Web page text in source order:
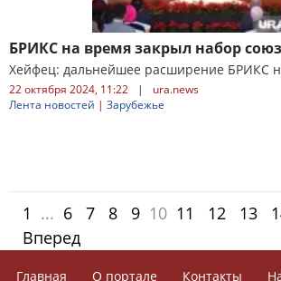
БРИКС на время закрыл набор
Хейфец: дальнейшее расширение БРИКС
22 октября 2024, 11:22 |
ura.news
Лента новостей | Зарубежье
1 ... 6 7 8 9 10 11 12 13
Вперед
Главная О портале Контакты